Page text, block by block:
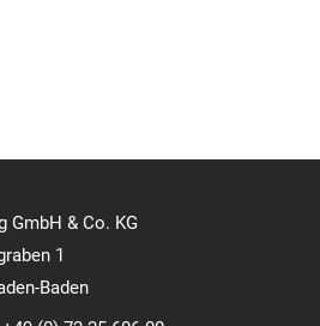
GmbH & Co. KG
1
Baden